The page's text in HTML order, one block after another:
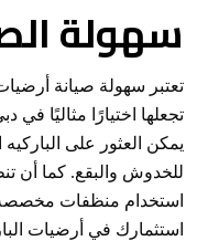
سهولة
تعتبر سهولة صيانة
تجعلها اختيارًا مثاليًا في
يمكن العثور على
للخدوش والبقع. كما أن
استخدام منظفات
استثمارك في أرضيات